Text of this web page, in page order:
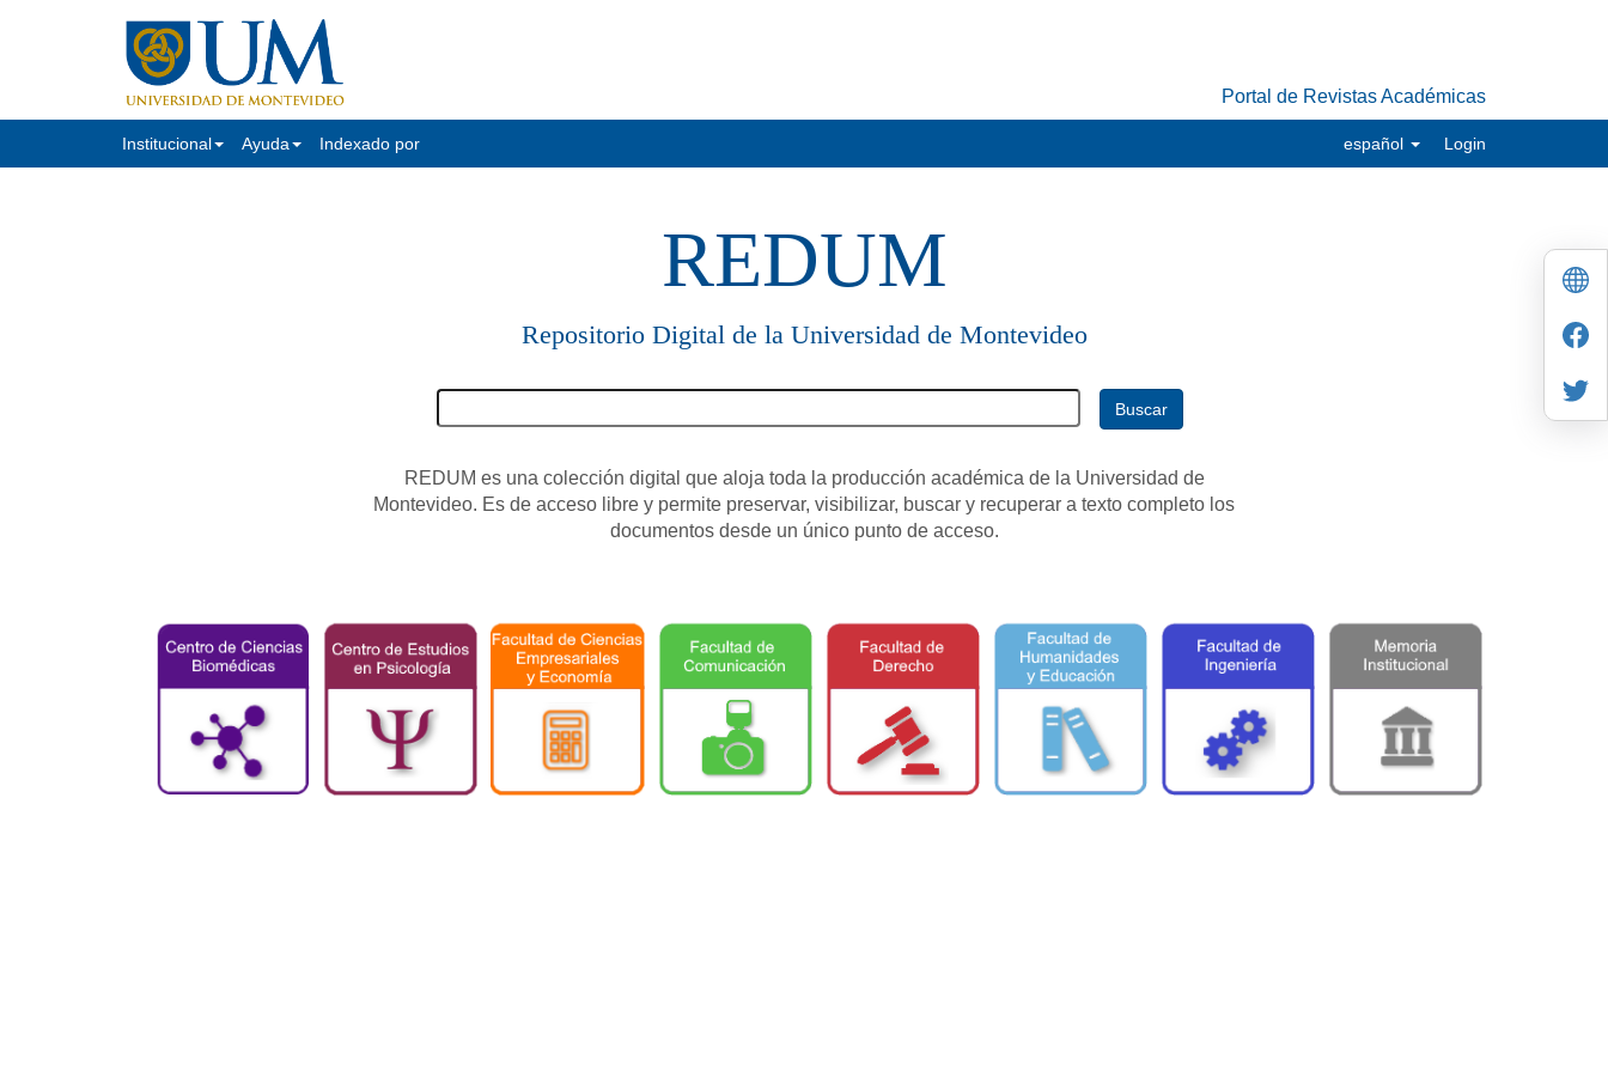
Portal de Revistas Académicas
Institucional Ayuda Indexado por español Login
REDUM
Repositorio Digital de la Universidad de Montevideo
Buscar
REDUM es una colección digital que aloja toda la producción académica de la Universidad de
Montevideo. Es de acceso libre y permite preservar, visibilizar, buscar y recuperar a texto completo los
documentos desde un único punto de acceso.